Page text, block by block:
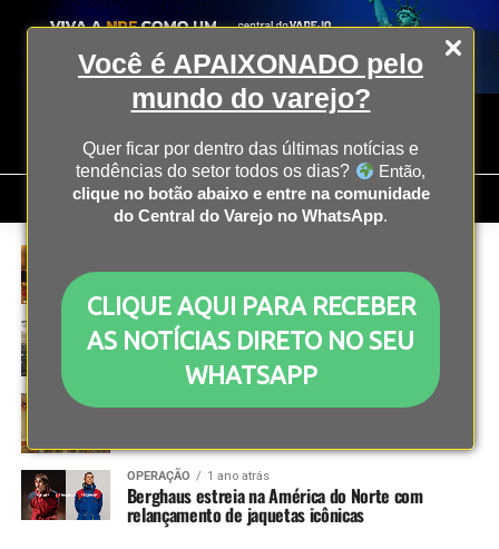
Você é APAIXONADO pelo
mundo do varejo?
Quer ficar por dentro das últimas notícias e
tendências do setor todos os dias?
Então,
clique no botão abaixo e entre na comunidade
do Central do Varejo no WhatsApp.
CLIQUE AQUI PARA RECEBER
AS NOTÍCIAS DIRETO NO SEU
WHATSAPP
Qual é a melhor carteira digital em 2025?
NRF PARIS
10 motivos para participar da NRF Paris 2025
OPERAÇÃO 1 ano atrás
Berghaus estreia na América do Norte com
relançamento de jaquetas icônicas